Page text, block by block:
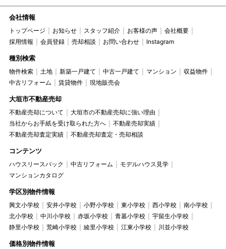
会社情報
トップページ お知らせ スタッフ紹介 お客様の声
会社概要
採用情報
会員登録 売却相談 お問い合わせ Instagram
種別検索
物件検索 土地 新築一戸建て 中古一戸建て マンション
収益物件
中古リフォーム
賃貸物件 現地販売会
大垣市不動産売却
不動産売却について
大垣市の不動産売却に強い理由
当社からお手紙を受け取られた方へ
不動産売却実績
不動産売却査定実績
不動産売却査定・売却相談
コンテンツ
ハウスリースバック 中古リフォーム
モデルハウス見学
マンションカタログ
学区別物件情報
興文小学校 安井小学校 小野小学校 東小学校 西小学校
南小学校
北小学校
中川小学校 赤坂小学校 青墓小学校
宇留生小学校
静里小学校
荒崎小学校 綾里小学校 江東小学校 川並小学校
価格別物件情報